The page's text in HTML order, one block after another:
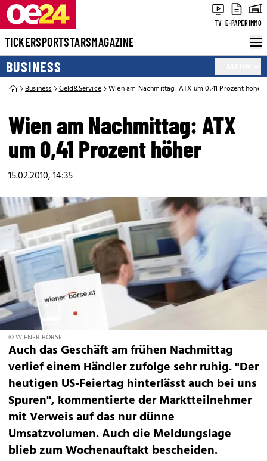
TV E-PAPERIMMO
TICKERSPORTSTARSMAGAZINE
BUSINESS
Business Geld&Service Wien am Nachmittag: ATX um 0,41 Prozent höher
Wien am Nachmittag: ATX
um 0,41 Prozent höher
15.02.2010, 14:35
© WIENER BÖRSE
Auch das Geschäft am frühen Nachmittag
verlief einem Händler zufolge sehr ruhig. "Der
heutigen US-Feiertag hinterlässt auch bei uns
Spuren", kommentierte der Marktteilnehmer
mit Verweis auf das nur dünne
Umsatzvolumen. Auch die Meldungslage
blieb zum Wochenauftakt bescheiden.